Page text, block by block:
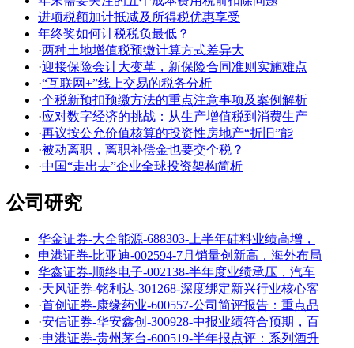
进项税额加计抵减及所得税优惠享受
年终奖如何计税税负最低？
·两种土地增值税预缴计算方式差异大
·迎接保险会计大变革，新保险合同准则实施难点
·“互联网+”线上交易的税务分析
·个税新预扣预缴方法的重点注意事项及案例解析
·应对数字经济的挑战：从生产增值税到消费生产
·再议按公允价值核算的投资性房地产“折旧”能
·被动离职，离职补偿金也要交个税？
·中国“走出去”企业全球投资架构简析
公司研究
华金证券-大全能源-688303-上半年硅料业绩高增，
申港证券-比亚迪-002594-7月销量创新高，海外布局
华鑫证券-顺络电子-002138-半年度业绩承压，汽车
·天风证券-铭利达-301268-深度绑定新兴行业核心客
·首创证券-康缘药业-600557-公司简评报告：重点品
·安信证券-华安鑫创-300928-中报业绩符合预期，百
·申港证券-贵州茅台-600519-半年报点评：系列酒升